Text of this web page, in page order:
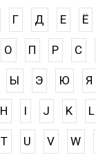
Г Д Е Ё
О П Р С
Ы Э Ю Я
H I J K L
T U V W